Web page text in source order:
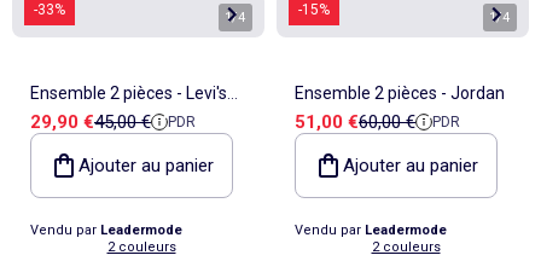
-33% 1/4
Ensemble 2 pièces - Levi's
Kids
Prix de vente
29,90 €Prix de référence
45,00 € PDR
Ajouter au panier
Vendu par Leadermode
2 couleurs
-15% 1/4
Ensemble 2 pièces - Jordan
Prix de vente
51,00 €Prix de référence
60,00 € PDR
Ajouter au panier
Vendu par Leadermode
2 couleurs